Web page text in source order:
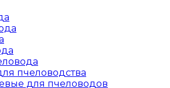
пчеловодства
для пчеловодов